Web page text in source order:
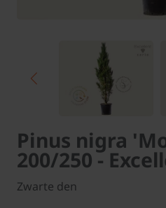
Pinus nigra
200/250 -
Zwarte den